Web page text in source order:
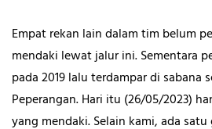
Empat rekan lain dalam tim belum
mendaki lewat jalur ini. Sementara
pada 2019 lalu terdampar di sabana
Peperangan. Hari itu (26/05/2023)
yang mendaki. Selain kami, ada